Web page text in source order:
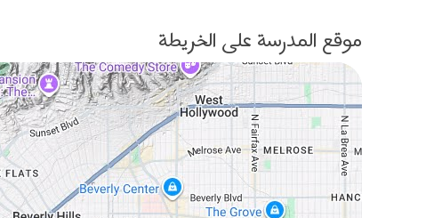
موقع المدرسة على الخريطة